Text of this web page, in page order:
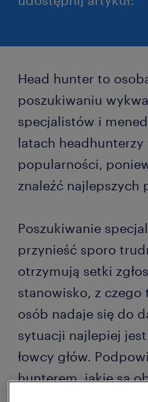
Head hunter to
poszukiwaniu
specjalistów i
latach headhunterzy
popularności,
znaleźć najlepszych
Poszukiwanie
przynieść sporo
otrzymują setki
stanowisko, z
osób nadaje się do
sytuacji najlepiej
łowcy głów.
hunterem, jakie są